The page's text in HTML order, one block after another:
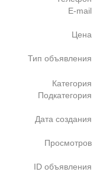
E-mail
Цена
Тип объявления
Категория
Подкатегория
Дата создания
Просмотров
ID объявления